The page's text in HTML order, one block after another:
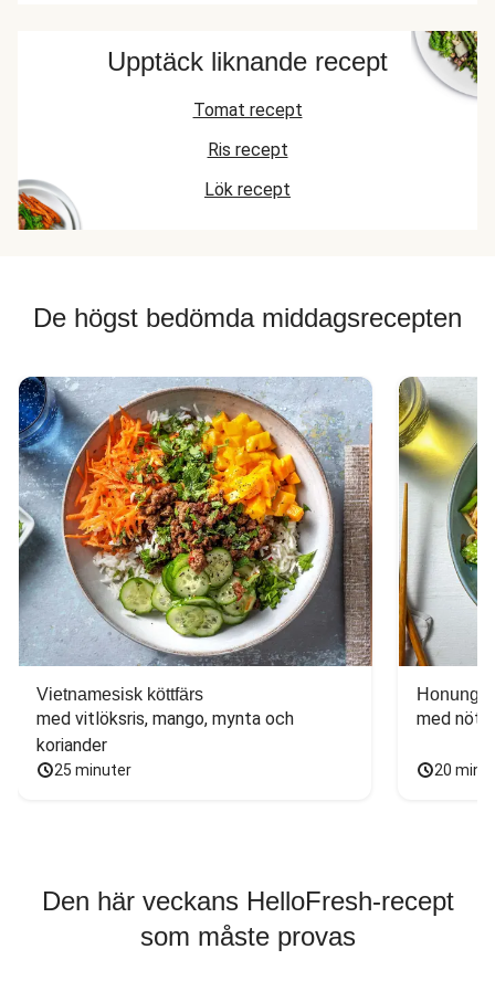
Upptäck liknande recept
Tomat recept
Ris recept
Lök recept
De högst bedömda middagsrecepten
Vietnamesisk köttfärs
med vitlöksris, mango, mynta och
koriander
25 minuter
med
20
Den här veckans HelloFresh-recept
som måste provas